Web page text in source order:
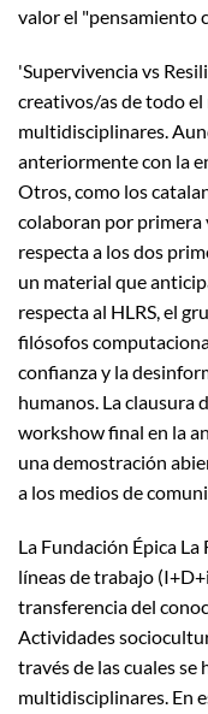
valor el "pensamiento
'Supervivencia vs
creativos/as de todo
multidisciplinares.
anteriormente con la
Otros, como los
colaboran por primera
respecta a los dos
un material que
respecta al HLRS, el
filósofos
confianza y la
humanos. La clausura
workshow final en la
una demostración
a los medios de
La Fundación Épica
líneas de trabajo
transferencia del
Actividades
través de las cuales
multidisciplinares. En